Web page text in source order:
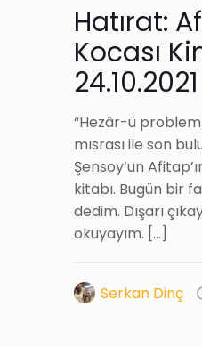
Hatırat:
Kocası
24.10.2021
“Hezâr-ü
mısrası ile son
Şensoy‘un
kitabı. Bugün bir
dedim. Dışarı
okuyayım. […]
Serkan Dinç